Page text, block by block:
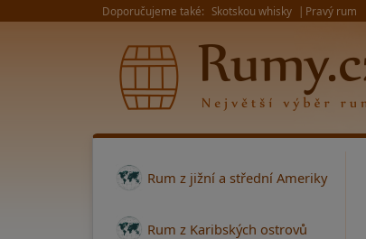
Doporučujeme také: Skotskou whisky Pravý rum
Rum z jižní a střední Ameriky
Rum z Karibských ostrovů